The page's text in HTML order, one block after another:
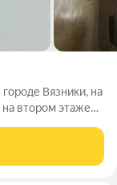
Вязники, на
втором этаже
метра,